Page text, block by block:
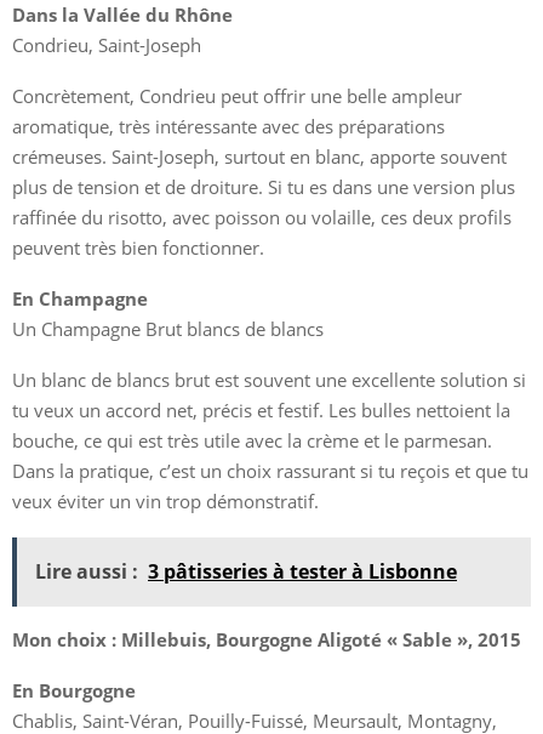
Dans la Vallée du Rhône
Condrieu, Saint-Joseph
Concrètement, Condrieu peut offrir une belle ampleur
aromatique, très intéressante avec des préparations
crémeuses. Saint-Joseph, surtout en blanc, apporte souvent
plus de tension et de droiture. Si tu es dans une version plus
raffinée du risotto, avec poisson ou volaille, ces deux profils
peuvent très bien fonctionner.
En Champagne
Un Champagne Brut blancs de blancs
Un blanc de blancs brut est souvent une excellente solution si
tu veux un accord net, précis et festif. Les bulles nettoient la
bouche, ce qui est très utile avec la crème et le parmesan.
Dans la pratique, c’est un choix rassurant si tu reçois et que tu
veux éviter un vin trop démonstratif.
Lire aussi : 3 pâtisseries à tester à Lisbonne
Mon choix : Millebuis, Bourgogne Aligoté « Sable », 2015
En Bourgogne
Chablis, Saint-Véran, Pouilly-Fuissé, Meursault, Montagny,